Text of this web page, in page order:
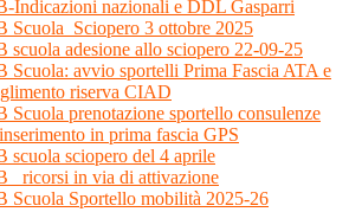
Indicazioni nazionali e DDL Gasparri
Scuola_Sciopero 3 ottobre 2025
scuola adesione allo sciopero 22-09-25
Scuola: avvio sportelli Prima Fascia ATA e
riserva CIAD
Scuola prenotazione sportello consulenze
in prima fascia GPS
scuola sciopero del 4 aprile
ricorsi in via di attivazione
Scuola Sportello mobilità 2025-26